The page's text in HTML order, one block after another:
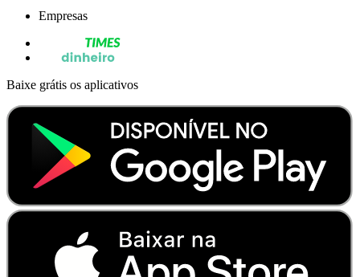
Empresas
Baixe grátis os aplicativos